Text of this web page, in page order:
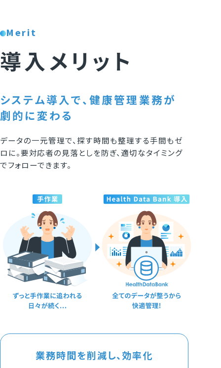
Merit
導入メリット
システム導入で、健康管理業務が
劇的に変わる
データの一元管理で、探す時間も整理する手間もゼ
ロに。要対応者の見落としを防ぎ、適切なタイミング
でフォローできます。
業務時間を削減し、効率化